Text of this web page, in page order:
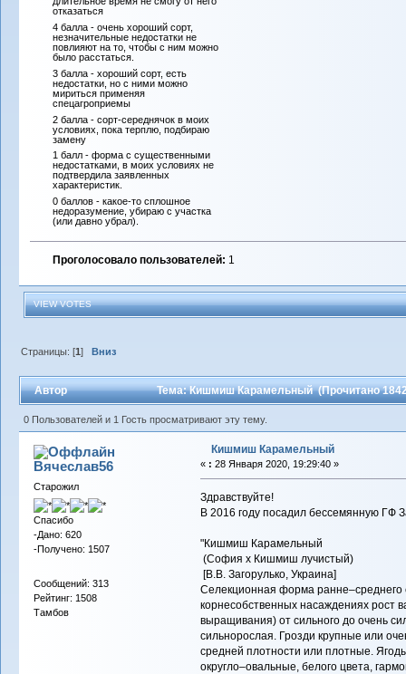
отказаться
4 балла - очень хороший сорт,
незначительные недостатки не
повлияют на то, чтобы с ним можно
было расстаться.
3 балла - хороший сорт, есть
недостатки, но с ними можно
мириться применяя
спецагроприемы
2 балла - сорт-середнячок в моих
условиях, пока терплю, подбираю
замену
1 балл - форма с существенными
недостатками, в моих условиях не
подтвердила заявленных
характеристик.
0 баллов - какое-то сплошное
недоразумение, убираю с участка
(или давно убрал).
Проголосовало пользователей: 1
VIEW VOTES
Страницы: [1]Вниз
Автор Тема: Кишмиш Карамельный (Прочитано
0 Пользователей и 1 Гость просматривают эту тему.
Вячеслав56
Старожил
Спасибо
-Дано: 620
-Получено: 1507
Сообщений: 313
Рейтинг: 1508
Тамбов
Кишмиш Карамельный
« : 28 Января 2020, 19:29:40 »
Здравствуйте!
В 2016 году посадил бессемянную ГФ
"Кишмиш Карамельный
(София х Кишмиш лучистый)
[В.В. Загорулько, Украина]
Селекционная форма ранне–среднего
корнесобственных насаждениях рост
выращивания) от сильного до очень
сильнорослая. Грозди крупные или
средней плотности или плотные.
округло–овальные, белого цвета,